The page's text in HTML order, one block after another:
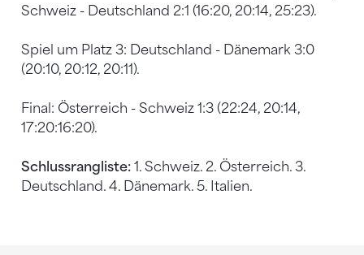
Schweiz - Deutschland 2:1 (16:20, 20:14, 25:23).
Spiel um Platz 3: Deutschland - Dänemark 3:0
(20:10, 20:12, 20:11).
Final: Österreich - Schweiz 1:3 (22:24, 20:14,
17:20:16:20).
Schlussrangliste: 1. Schweiz. 2. Österreich. 3.
Deutschland. 4. Dänemark. 5. Italien.